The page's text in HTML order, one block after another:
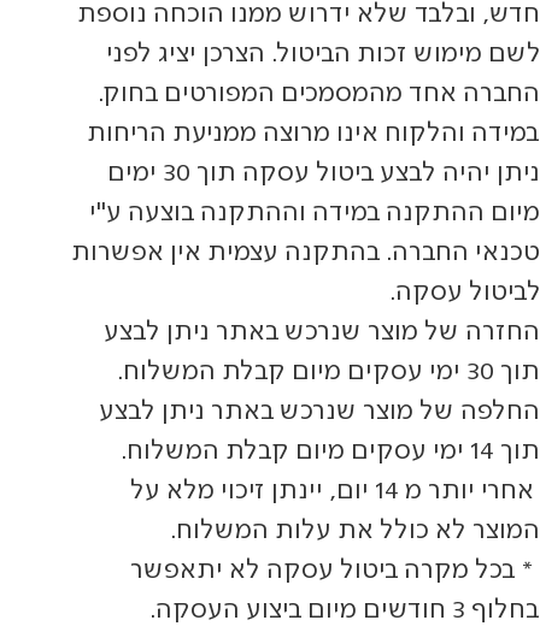
חדש, ובלבד שלא ידרוש ממנו הוכחה נוספת
לשם מימוש זכות הביטול. הצרכן יציג לפני
החברה אחד מהמסמכים המפורטים בחוק.
במידה והלקוח אינו מרוצה ממניעת הריחות
ניתן יהיה לבצע ביטול עסקה תוך 30 ימים
מיום ההתקנה במידה וההתקנה בוצעה ע"י
טכנאי החברה. בהתקנה עצמית אין אפשרות
לביטול עסקה.
החזרה של מוצר שנרכש באתר ניתן לבצע
תוך 30 ימי עסקים מיום קבלת המשלוח.
החלפה של מוצר שנרכש באתר ניתן לבצע
תוך 14 ימי עסקים מיום קבלת המשלוח.
אחרי יותר מ 14 יום, יינתן זיכוי מלא על
המוצר לא כולל את עלות המשלוח.
* בכל מקרה ביטול עסקה לא יתאפשר
בחלוף 3 חודשים מיום ביצוע העסקה.